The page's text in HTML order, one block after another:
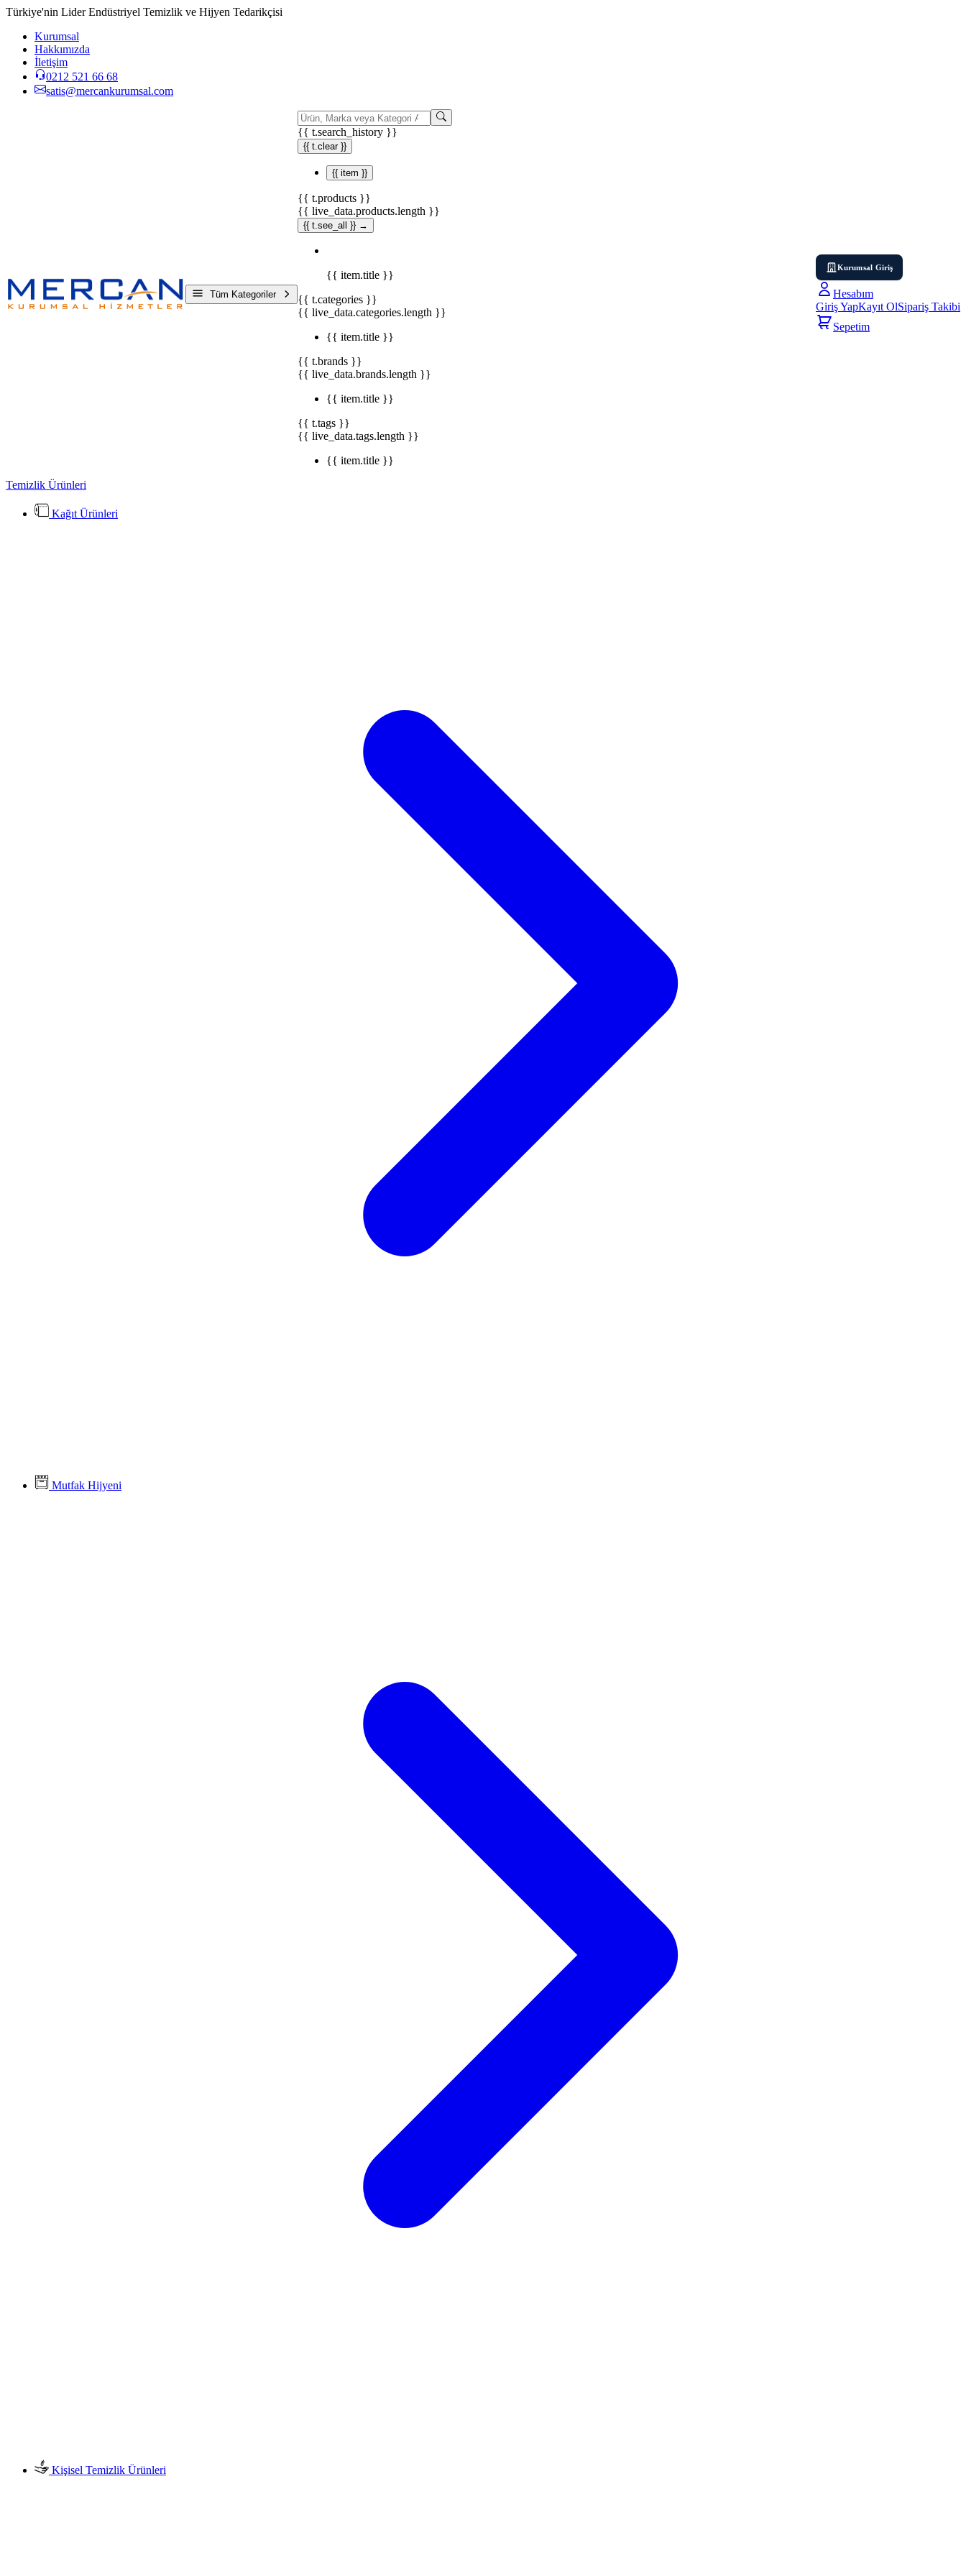
Türkiye'nin Lider Endüstriyel Temizlik ve Hijyen Tedarikçisi
Kurumsal
Hakkımızda
İletişim
0212 521 66 68
satis@mercankurumsal.com
Tüm Kategoriler
{{ t.search_history }}
{{ t.clear }}
{{ item }}
{{ t.products }}
{{ live_data.products.length }}
{{ t.see_all }} →
{{ item.title }}
{{ t.categories }}
{{ live_data.categories.length }}
{{ item.title }}
{{ t.brands }}
{{ live_data.brands.length }}
{{ item.title }}
{{ t.tags }}
{{ live_data.tags.length }}
{{ item.title }}
Kurumsal Giriş
Hesabım
Giriş YapKayıt OlSipariş Takibi
Sepetim
Temizlik Ürünleri
Kağıt Ürünleri
Mutfak Hijyeni
Kişisel Temizlik Ürünleri